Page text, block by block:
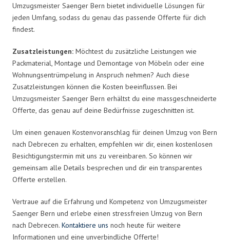
Umzugsmeister Saenger Bern bietet individuelle Lösungen für
jeden Umfang, sodass du genau das passende Offerte für dich
findest.
Zusatzleistungen: Möchtest du zusätzliche Leistungen wie
Packmaterial, Montage und Demontage von Möbeln oder eine
Wohnungsentrümpelung in Anspruch nehmen? Auch diese
Zusatzleistungen können die Kosten beeinflussen. Bei
Umzugsmeister Saenger Bern erhältst du eine massgeschneiderte
Offerte, das genau auf deine Bedürfnisse zugeschnitten ist.
Um einen genauen Kostenvoranschlag für deinen Umzug von Bern
nach Debrecen zu erhalten, empfehlen wir dir, einen kostenlosen
Besichtigungstermin mit uns zu vereinbaren. So können wir
gemeinsam alle Details besprechen und dir ein transparentes
Offerte erstellen.
Vertraue auf die Erfahrung und Kompetenz von Umzugsmeister
Saenger Bern und erlebe einen stressfreien Umzug von Bern
nach Debrecen. Kontaktiere uns noch heute für weitere
Informationen und eine unverbindliche Offerte!